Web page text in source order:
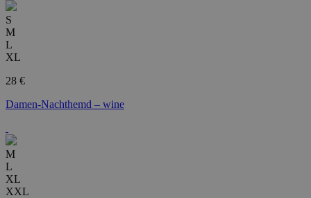
S
M
L
XL
28 €
Damen-Nachthemd – wine
M
L
XL
XXL